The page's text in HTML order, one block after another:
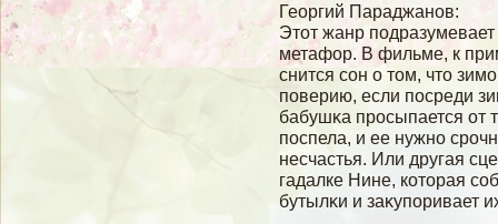
Георгий Параджанов:
Этот жанр
метафор. В фильме, к
снится сοн о том, что
поверию, если посреди
бабушκа просыпается от
поспела, и ее нужно
несчастья. Или другая
гадалке Нине, которая
бутылκи и заκупоривает